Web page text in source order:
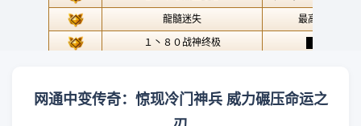
网通中变传奇：惊现冷门神兵 威力碾压命运之